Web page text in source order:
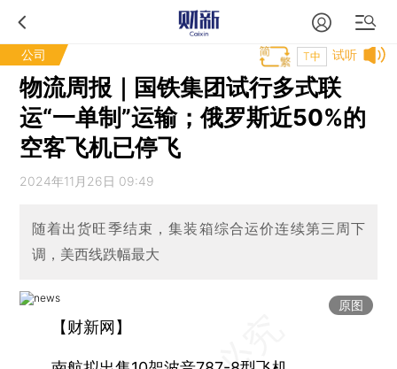
公司 试听
T中
物流周报｜国铁集团试行多式联
运“一单制”运输；俄罗斯近50%的
空客飞机已停飞
2024年11月26日 09:49
随着出货旺季结束，集装箱综合运价连续第三周下
调，美西线跌幅最大
原图
【财新网】